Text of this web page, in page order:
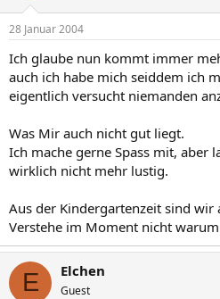
28 Januar 2004
Ich glaube nun kommt immer
auch ich habe mich seiddem ich
eigentlich versucht niemanden
Was Mir auch nicht gut liegt.
Ich mache gerne Spass mit, aber
wirklich nicht mehr lustig.
Aus der Kindergartenzeit sind wir
Verstehe im Moment nicht
E Elchen
Guest